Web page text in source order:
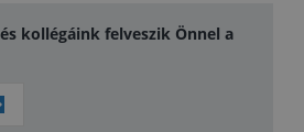
kollégáink felveszik Önnel a